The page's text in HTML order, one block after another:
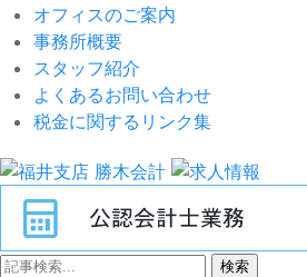
オフィスのご案内
事務所概要
スタッフ紹介
よくあるお問い合わせ
税金に関するリンク集
検索